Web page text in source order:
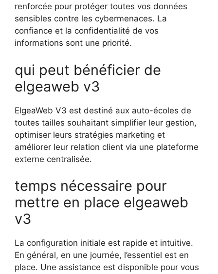
renforcée pour protéger toutes vos données
sensibles contre les cybermenaces. La
confiance et la confidentialité de vos
informations sont une priorité.
qui peut bénéficier de
elgeaweb v3
ElgeaWeb V3 est destiné aux auto-écoles de
toutes tailles souhaitant simplifier leur gestion,
optimiser leurs stratégies marketing et
améliorer leur relation client via une plateforme
externe centralisée.
temps nécessaire pour
mettre en place elgeaweb
v3
La configuration initiale est rapide et intuitive.
En général, en une journée, l’essentiel est en
place. Une assistance est disponible pour vous